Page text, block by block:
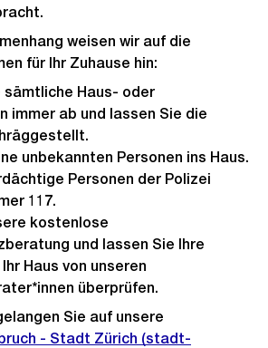
weisen wir auf die
für Ihr Zuhause hin:
sämtliche Haus- oder
immer ab und lassen Sie die
unbekannten Personen ins Haus.
Personen der Polizei
117.
kostenlose
und lassen Sie Ihre
Haus von unseren
überprüfen.
Sie auf unsere
- Stadt Zürich (stadt-